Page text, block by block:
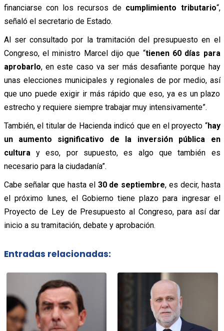
financiarse con los recursos de cumplimiento tributario“,
señaló el secretario de Estado.
Al ser consultado por la tramitación del presupuesto en el
Congreso, el ministro Marcel dijo que “tienen 60 días para
aprobarlo, en este caso va ser más desafiante porque hay
unas elecciones municipales y regionales de por medio, así
que uno puede exigir ir más rápido que eso, ya es un plazo
estrecho y requiere siempre trabajar muy intensivamente”.
También, el titular de Hacienda indicó que en el proyecto “hay
un aumento significativo de la inversión pública en
cultura y eso, por supuesto, es algo que también es
necesario para la ciudadanía”.
Cabe señalar que hasta el 30 de septiembre, es decir, hasta
el próximo lunes, el Gobierno tiene plazo para ingresar el
Proyecto de Ley de Presupuesto al Congreso, para así dar
inicio a su tramitación, debate y aprobación.
Entradas relacionadas: